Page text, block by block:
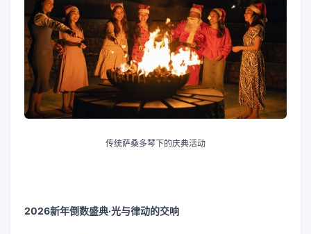
传统萨桑多琴下的庆典活动
2026新年倒数盛典·光与律动的交响